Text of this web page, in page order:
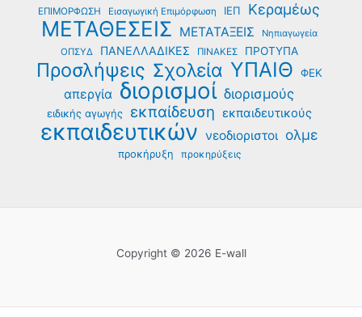
ΕΠΙΜΟΡΦΩΣΗ Εισαγωγική Επιμόρφωση ΙΕΠ Κεραμέως
ΜΕΤΑΘΕΣΕΙΣ ΜΕΤΑΤΑΞΕΙΣ
Νηπιαγωγεία
ΟΠΣΥΔ
ΠΑΝΕΛΛΑΔΙΚΕΣ ΠΙΝΑΚΕΣ ΠΡΟΤΥΠΑ
Προσλήψεις Σχολεία ΥΠΑΙΘ ΦΕΚ
απεργία διορισμοί διορισμούς
ειδικής αγωγής εκπαίδευση εκπαιδευτικούς
εκπαιδευτικών νεοδιοριστοι ολμε
προκήρυξη προκηρύξεις
Copyright © 2026 E-wall